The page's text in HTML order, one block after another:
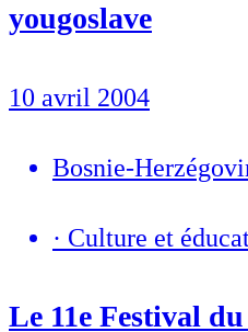
yougoslave
10 avril 2004
Bosnie-
· Culture et
Le 11e Festival